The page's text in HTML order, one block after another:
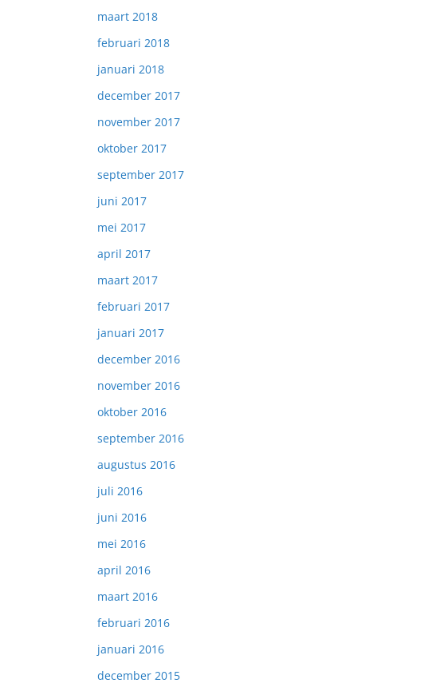
maart 2018
februari 2018
januari 2018
december 2017
november 2017
oktober 2017
september 2017
juni 2017
mei 2017
april 2017
maart 2017
februari 2017
januari 2017
december 2016
november 2016
oktober 2016
september 2016
augustus 2016
juli 2016
juni 2016
mei 2016
april 2016
maart 2016
februari 2016
januari 2016
december 2015